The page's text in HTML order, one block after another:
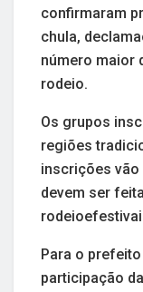
confirmaram
chula,
número maior
rodeio.
Os grupos
regiões
inscrições vão
devem ser
Para o
participação